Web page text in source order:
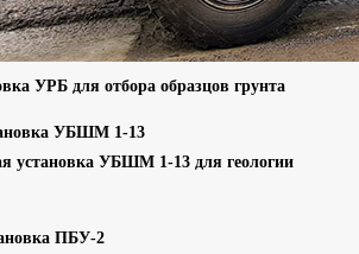
УРБ для отбора образцов грунта
установка УБШМ 1-13 для геологии